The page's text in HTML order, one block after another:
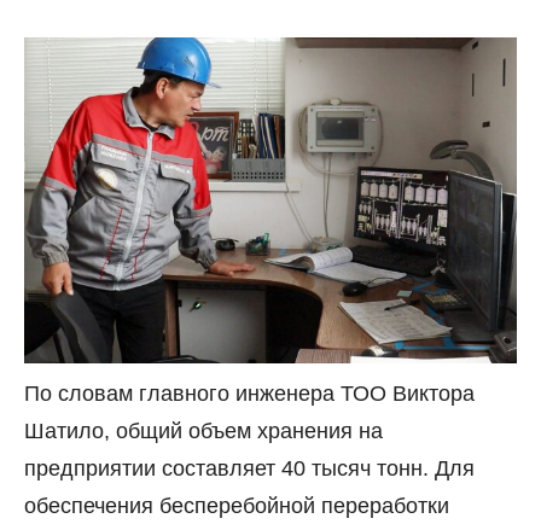
По словам главного инженера ТОО Виктора
Шатило, общий объем хранения на
предприятии составляет 40 тысяч тонн. Для
обеспечения бесперебойной переработки